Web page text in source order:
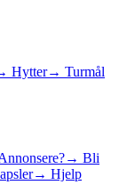
Hytter→ Turmål
→ Bli
→ Hjelp